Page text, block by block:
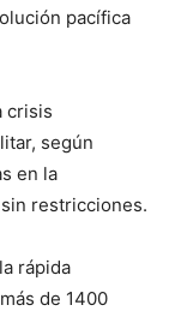
pacífica
crisis
según
en la
restricciones.
rápida
de 1400